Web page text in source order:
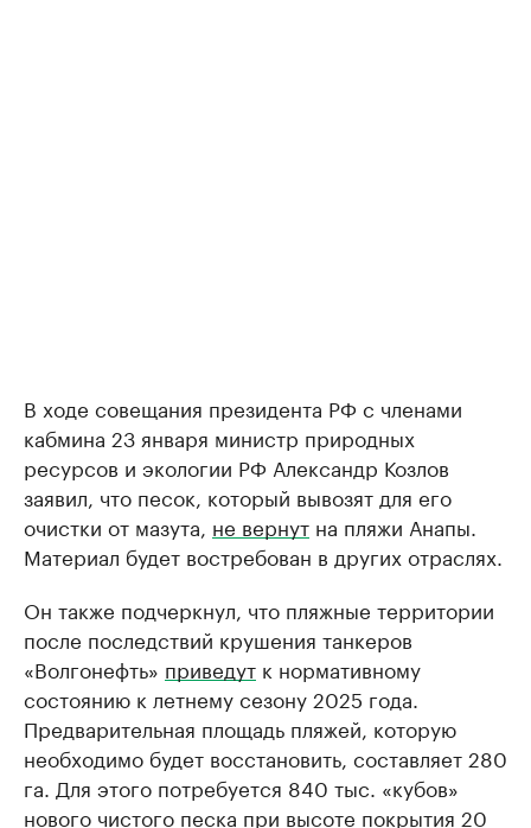
В ходе совещания президента РФ с членами
кабмина 23 января министр природных
ресурсов и экологии РФ Александр Козлов
заявил, что песок, который вывозят для его
очистки от мазута, не вернут на пляжи Анапы.
Материал будет востребован в других отраслях.
Он также подчеркнул, что пляжные территории
после последствий крушения танкеров
«Волгонефть» приведут к нормативному
состоянию к летнему сезону 2025 года.
Предварительная площадь пляжей, которую
необходимо будет восстановить, составляет 280
га. Для этого потребуется 840 тыс. «кубов»
нового чистого песка при высоте покрытия 20